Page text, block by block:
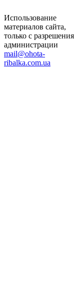
Использование
материалов сайта,
только с разрешения
администрации
mail@ohota-
ribalka.com.ua